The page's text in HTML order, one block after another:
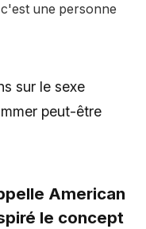
une personne
sur le sexe
peut-être
American
le concept